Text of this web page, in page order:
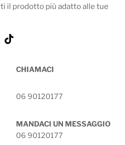
il prodotto più adatto alle tue
Instagram
CHIAMACI
06 90120177
MANDACI UN MESSAGGIO
06 90120177